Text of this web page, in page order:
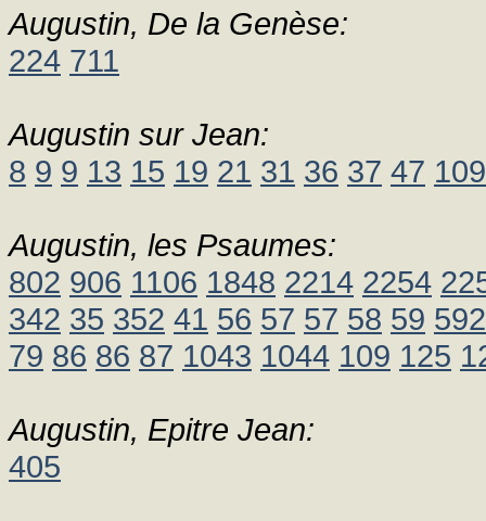
Augustin, De la Genèse:
224 711
Augustin sur Jean:
8 9 9 13 15 19 21 31 36 37 47 109
Augustin, les Psaumes:
802 906 1106 1848 2214 2254
342 35 352 41 56 57 57 58 59 592
79 86 86 87 1043 1044 109 125
Augustin, Epitre Jean:
405